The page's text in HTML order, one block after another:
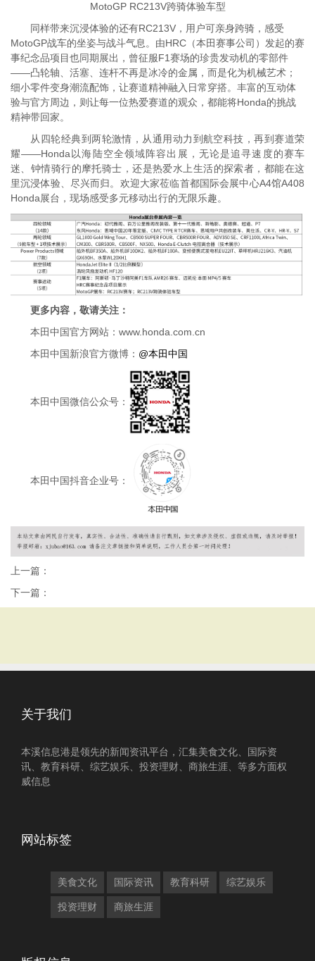
MotoGP RC213V跨骑体验车型
同样带来沉浸体验的还有RC213V，用户可亲身跨骑，感受
MotoGP战车的坐姿与战斗气息。由HRC（本田赛事公司）发起的赛
事纪念品项目也同期展出，曾征服F1赛场的珍贵发动机的零部件
——凸轮轴、活塞、连杆不再是冰冷的金属，而是化为机械艺术；
细小零件变身潮流配饰，让赛道精神融入日常穿搭。丰富的互动体
验与官方周边，则让每一位热爱赛道的观众，都能将Honda的挑战
精神带回家。
从四轮经典到两轮激情，从通用动力到航空科技，再到赛道荣
耀——Honda以海陆空全领域阵容出展，无论是追寻速度的赛车
迷、钟情骑行的摩托骑士，还是热爱水上生活的探索者，都能在这
里沉浸体验、尽兴而归。欢迎大家莅临首都国际会展中心A4馆A408
Honda展台，现场感受多元移动出行的无限乐趣。
更多内容，敬请关注：
本田中国官方网站：www.honda.com.cn
本田中国新浪官方微博： @本田中国
本田中国微信公众号：
本田中国抖音企业号：
上一篇：
下一篇：
关于我们
本溪信息港是领先的新闻资讯平台，汇集美食文化、国际资
讯、教育科研、综艺娱乐、投资理财、商旅生涯、等多方面权
威信息
网站标签
美食文化 国际资讯 教育科研 综艺娱乐
投资理财 商旅生涯